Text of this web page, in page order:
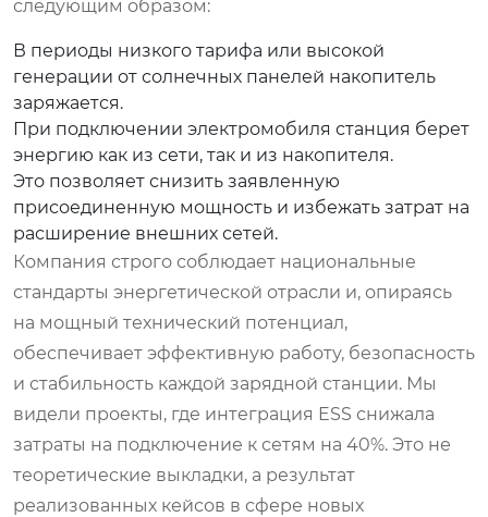
следующим образом:
В периоды низкого тарифа или высокой
генерации от солнечных панелей накопитель
заряжается.
При подключении электромобиля станция берет
энергию как из сети, так и из накопителя.
Это позволяет снизить заявленную
присоединенную мощность и избежать затрат на
расширение внешних сетей.
Компания строго соблюдает национальные
стандарты энергетической отрасли и, опираясь
на мощный технический потенциал,
обеспечивает эффективную работу, безопасность
и стабильность каждой зарядной станции. Мы
видели проекты, где интеграция ESS снижала
затраты на подключение к сетям на 40%. Это не
теоретические выкладки, а результат
реализованных кейсов в сфере новых